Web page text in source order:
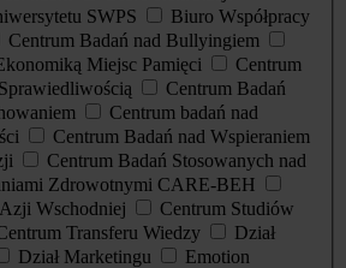
SWPS
Biuro Współpracy
Centrum Badań nad Bullyingiem
Miejsc Pamięci
Centrum
Centrum Badań
Centrum badań nad
Centrum Badań nad Wspieraniem
Centrum Badań Stosowanych nad
Zdrowotnymi CARE-BEH
Wschodniej
Centrum Studiów
Transferu Wiedzy
Dział
Dział Marketingu
Emotion